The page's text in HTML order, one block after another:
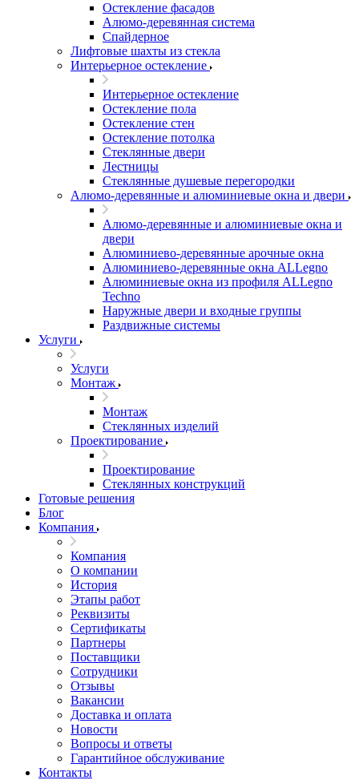
Остекление фасадов
Алюмо-деревянная система
Спайдерное
Лифтовые шахты из стекла
Интерьерное остекление
Интерьерное остекление
Остекление пола
Остекление стен
Остекление потолка
Стеклянные двери
Лестницы
Стеклянные душевые перегородки
Алюмо-деревянные и алюминиевые окна и двери
Алюмо-деревянные и алюминиевые окна и
двери
Алюминиево-деревянные арочные окна
Алюминиево-деревянные окна ALLegno
Алюминиевые окна из профиля ALLegno
Techno
Наружные двери и входные группы
Раздвижные системы
Услуги
Услуги
Монтаж
Монтаж
Стеклянных изделий
Проектирование
Проектирование
Стеклянных конструкций
Готовые решения
Блог
Компания
Компания
О компании
История
Этапы работ
Реквизиты
Сертификаты
Партнеры
Поставщики
Сотрудники
Отзывы
Вакансии
Доставка и оплата
Новости
Вопросы и ответы
Гарантийное обслуживание
Контакты